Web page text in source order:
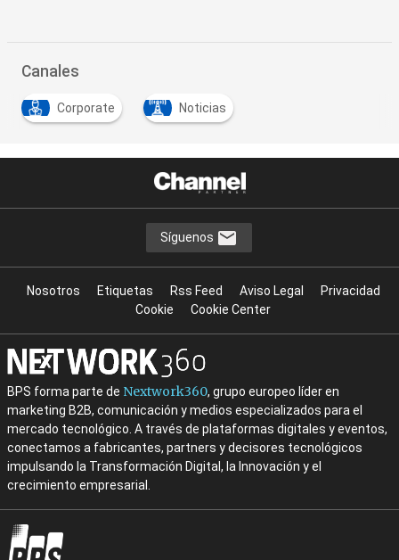
Canales
Corporate Noticias
Síguenos
Nosotros Etiquetas Rss Feed Aviso Legal
Privacidad
Cookie
Cookie Center
BPS forma parte de Nextwork360, grupo europeo líder en
marketing B2B, comunicación y medios especializados para el
mercado tecnológico. A través de plataformas digitales y eventos,
conectamos a fabricantes, partners y decisores tecnológicos
impulsando la Transformación Digital, la Innovación y el
crecimiento empresarial.